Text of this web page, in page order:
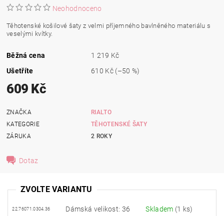
Neohodnoceno
Těhotenské košilové šaty z velmi příjemného bavlněného materiálu s
veselými kvítky.
Běžná cena
1 219 Kč
Ušetříte
610 Kč (–50 %)
609 Kč
ZNAČKA
RIALTO
KATEGORIE
TĚHOTENSKÉ ŠATY
ZÁRUKA
2 ROKY
Dotaz
ZVOLTE VARIANTU
22.76071.0304.36 Dámská velikost: 36 Skladem (1 ks)